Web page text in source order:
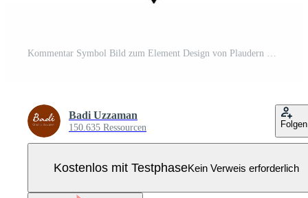
Kommentar Symbol Bild zum Element Design von Plaudern und Kommunikation Symbol Pro Vektor
Badi Uzzaman
150.635 Ressourcen Folgen
Kostenlos mit TestphaseKein Verweis erforderlich